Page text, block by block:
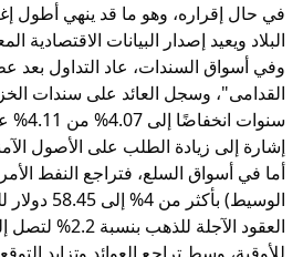
في حال إقراره، وهو ما قد ينهي أطول
البلاد ويعيد إصدار البيانات الاقتصادية
وفي أسواق السندات، عاد التداول بعد
سنوات
إشارة إلى زيادة الطلب على الأصول
أما في أسواق السلع، فتراجع النفط
الوسيط)